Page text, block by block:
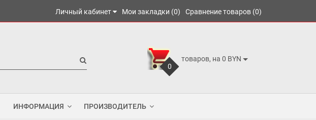
Личный кабинет Мои закладки (0) Сравнение товаров (0)
0
товаров, на 0 BYN
ИНФОРМАЦИЯ ПРОИЗВОДИТЕЛЬ